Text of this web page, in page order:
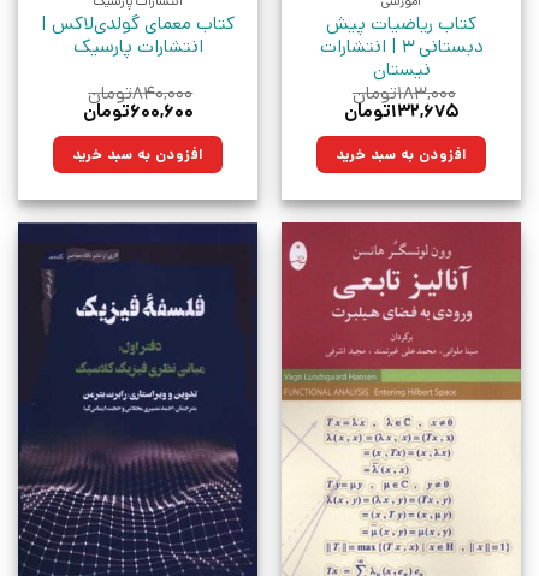
کتاب ریاضیات پیش
دبستانی 3 | انتشارات
نیستان
۱۸۳,۰۰۰تومان
قیمت
۱۸۳,۰۰۰تومان
بود.
۱۳۲,۶۷۵تومان
۱۳۲,۶۷۵تومان.افزودن به سبد خرید
کتاب معمای گولدی‌لاکس |
انتشارات پارسیک
۸۴۰,۰۰۰تومان
قیمت
۸۴۰,۰۰۰تومان
بود.
۶۰۰,۶۰۰تومان
۶۰۰,۶۰۰تومان.افزودن به سبد خرید